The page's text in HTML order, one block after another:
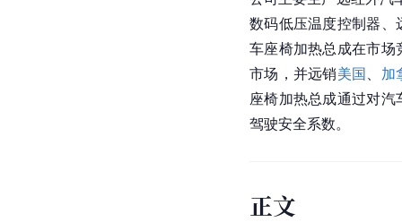
数码低压温度控制器、
车座椅加热总成在市场
市场，并远销美国
加
座椅加热总成通过对
驾驶安全系数。
正文